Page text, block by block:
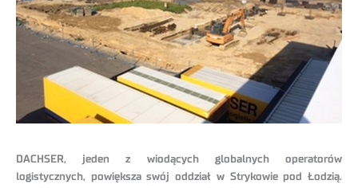
DACHSER, jeden z wiodących globalnych operatorów
logistycznych, powiększa swój oddział w Strykowie pod Łodzią.